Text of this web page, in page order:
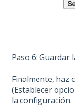
Paso 6: Guardar
Finalmente, haz
(Establecer
la configuración.